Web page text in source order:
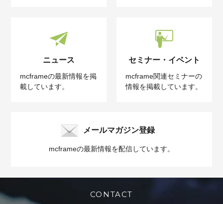
ニュース
mcframeの最新情報を掲
載しています。
セミナー・イベント
mcframe関連セミナーの
情報を掲載しています。
メールマガジン登録
mcframeの最新情報を配信しています。
CONTACT